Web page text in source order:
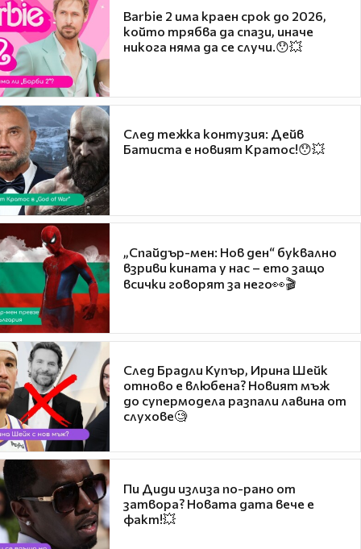
Barbie 2 има краен срок до 2026,
който трябва да спази, иначе
никога няма да се случи.😯💥
След тежка контузия: Дейв
Батиста е новият Кратос!😯💥
„Спайдър-мен: Нов ден“ буквално
взриви кината у нас – ето защо
всички говорят за него👀🎬
След Брадли Купър, Ирина Шейк
отново е влюбена? Новият мъж
до супермодела разпали лавина от
слухове🧐
Пи Диди излиза по-рано от
затвора? Новата дата вече е
факт!💥